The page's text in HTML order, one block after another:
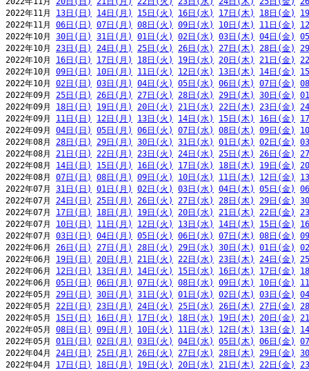
2022年11月 13日(日) 14日(月) 15日(火) 16日(水) 17日(木) 18日(金)
2022年11月 06日(日) 07日(月) 08日(火) 09日(水) 10日(木) 11日(金)
2022年10月 30日(日) 31日(月) 01日(火) 02日(水) 03日(木) 04日(金)
2022年10月 23日(日) 24日(月) 25日(火) 26日(水) 27日(木) 28日(金)
2022年10月 16日(日) 17日(月) 18日(火) 19日(水) 20日(木) 21日(金)
2022年10月 09日(日) 10日(月) 11日(火) 12日(水) 13日(木) 14日(金)
2022年10月 02日(日) 03日(月) 04日(火) 05日(水) 06日(木) 07日(金)
2022年09月 25日(日) 26日(月) 27日(火) 28日(水) 29日(木) 30日(金)
2022年09月 18日(日) 19日(月) 20日(火) 21日(水) 22日(木) 23日(金)
2022年09月 11日(日) 12日(月) 13日(火) 14日(水) 15日(木) 16日(金)
2022年09月 04日(日) 05日(月) 06日(火) 07日(水) 08日(木) 09日(金)
2022年08月 28日(日) 29日(月) 30日(火) 31日(水) 01日(木) 02日(金)
2022年08月 21日(日) 22日(月) 23日(火) 24日(水) 25日(木) 26日(金)
2022年08月 14日(日) 15日(月) 16日(火) 17日(水) 18日(木) 19日(金)
2022年08月 07日(日) 08日(月) 09日(火) 10日(水) 11日(木) 12日(金)
2022年07月 31日(日) 01日(月) 02日(火) 03日(水) 04日(木) 05日(金)
2022年07月 24日(日) 25日(月) 26日(火) 27日(水) 28日(木) 29日(金)
2022年07月 17日(日) 18日(月) 19日(火) 20日(水) 21日(木) 22日(金)
2022年07月 10日(日) 11日(月) 12日(火) 13日(水) 14日(木) 15日(金)
2022年07月 03日(日) 04日(月) 05日(火) 06日(水) 07日(木) 08日(金)
2022年06月 26日(日) 27日(月) 28日(火) 29日(水) 30日(木) 01日(金)
2022年06月 19日(日) 20日(月) 21日(火) 22日(水) 23日(木) 24日(金)
2022年06月 12日(日) 13日(月) 14日(火) 15日(水) 16日(木) 17日(金)
2022年06月 05日(日) 06日(月) 07日(火) 08日(水) 09日(木) 10日(金)
2022年05月 29日(日) 30日(月) 31日(火) 01日(水) 02日(木) 03日(金)
2022年05月 22日(日) 23日(月) 24日(火) 25日(水) 26日(木) 27日(金)
2022年05月 15日(日) 16日(月) 17日(火) 18日(水) 19日(木) 20日(金)
2022年05月 08日(日) 09日(月) 10日(火) 11日(水) 12日(木) 13日(金)
2022年05月 01日(日) 02日(月) 03日(火) 04日(水) 05日(木) 06日(金)
2022年04月 24日(日) 25日(月) 26日(火) 27日(水) 28日(木) 29日(金)
2022年04月 17日(日) 18日(月) 19日(火) 20日(水) 21日(木) 22日(金)